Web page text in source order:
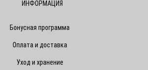
ИНФОРМАЦИЯ
Бонусная программа
Оплата и доставка
Уход и хранение